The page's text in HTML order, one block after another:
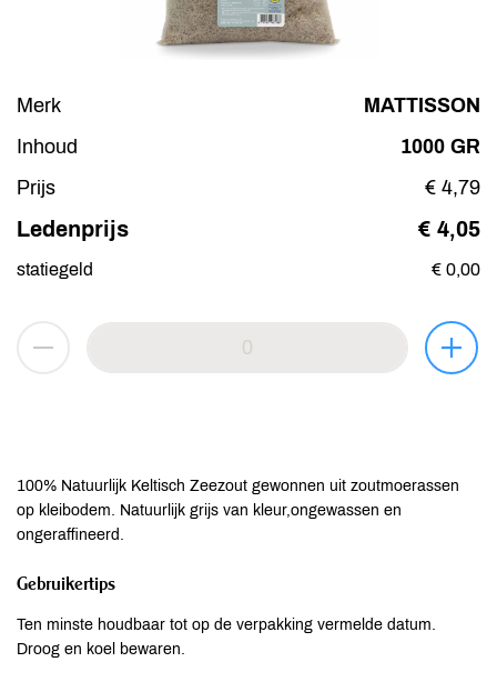
Merk
MATTISSON
Inhoud
1000 GR
Prijs
€ 4,79
Ledenprijs € 4,05
statiegeld € 0,00
100% Natuurlijk Keltisch Zeezout gewonnen uit zoutmoerassen
op kleibodem. Natuurlijk grijs van kleur,ongewassen en
ongeraffineerd.
Gebruikertips
Ten minste houdbaar tot op de verpakking vermelde datum.
Droog en koel bewaren.